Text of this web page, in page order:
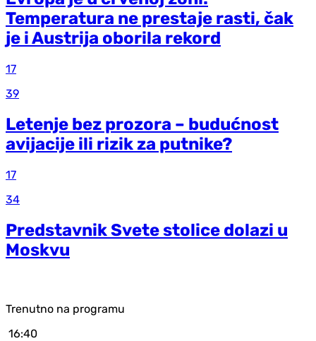
Temperatura ne prestaje rasti, čak
je i Austrija oborila rekord
17
39
Letenje bez prozora – budućnost
avijacije ili rizik za putnike?
17
34
Predstavnik Svete stolice dolazi u
Moskvu
Trenutno na programu
16:40